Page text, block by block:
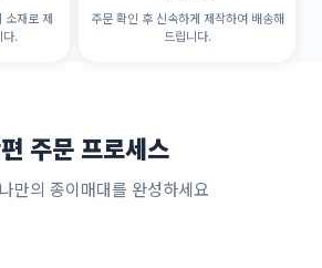
소재로 제
.
주문 확인 후 신속하게 제작하여 배송해
드립니다.
주문 프로세스
만의 종이매대를 완성하세요